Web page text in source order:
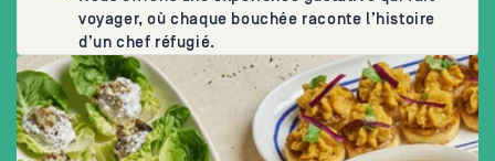
voyager, où chaque bouchée raconte l’histoire
d’un chef réfugié.